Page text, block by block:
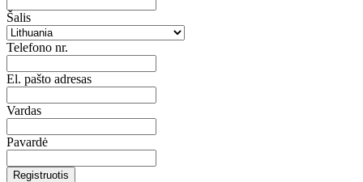
Šalis
Telefono nr.
El. pašto adresas
Vardas
Pavardė
Registruotis